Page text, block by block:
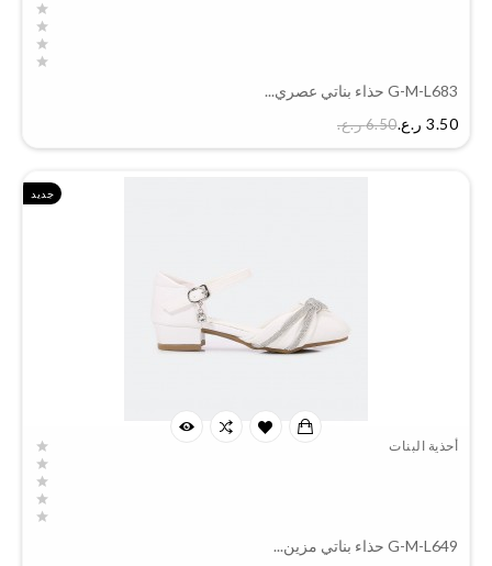
G-M-L683 حذاء بناتي عصري...
3.50 ر.ع.‏
6.50 ر.ع.‏
جديد
أحذية البنات
G-M-L649 حذاء بناتي مزين...